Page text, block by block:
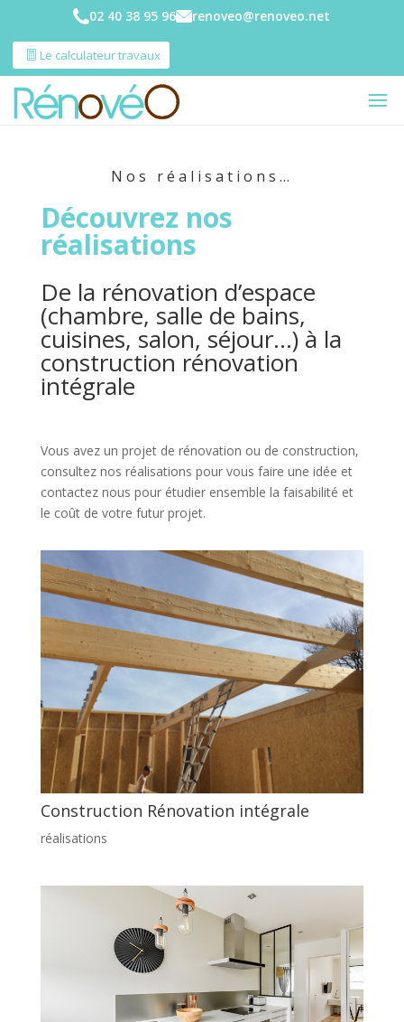
02 40 38 95 96 renoveo@renoveo.net
Le calculateur travaux
Nos réalisations…
Découvrez nos
réalisations
De la rénovation d’espace
(chambre, salle de bains,
cuisines, salon, séjour…) à la
construction rénovation
intégrale
Vous avez un projet de rénovation ou de construction,
consultez nos réalisations pour vous faire une idée et
contactez nous pour étudier ensemble la faisabilité et
le coût de votre futur projet.
Construction Rénovation intégrale
réalisations